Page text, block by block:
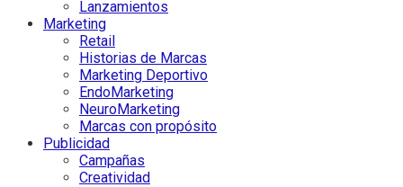
Lanzamientos
Marketing
Retail
Historias de Marcas
Marketing Deportivo
EndoMarketing
NeuroMarketing
Marcas con propósito
Publicidad
Campañas
Creatividad